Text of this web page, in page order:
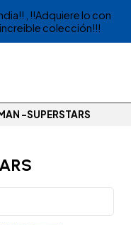
, !!Adquiere lo con
colección!!!
-SUPERSTARS